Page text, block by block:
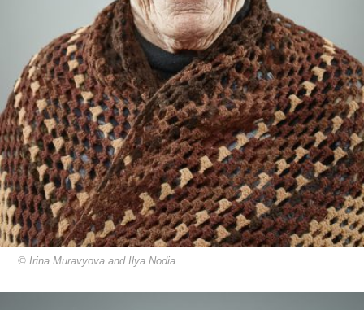
© Irina Muravyova and Ilya Nodia